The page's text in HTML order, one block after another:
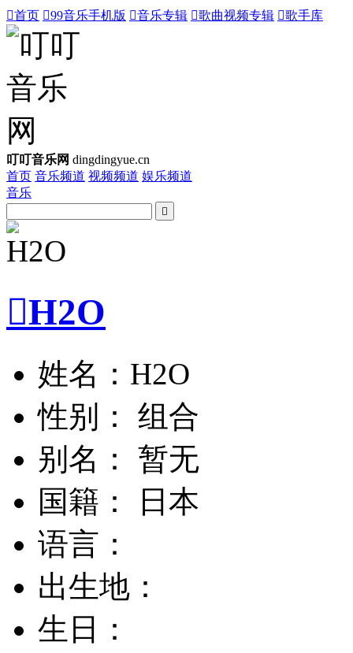
首页 99音乐手机版 音乐专辑 歌曲视频专辑 歌手库
叮叮音乐网 dingdingyue.cn
首页 音乐频道 视频频道 娱乐频道
音乐

H2O
姓名：H2O
性别： 组合
别名： 暂无
国籍： 日本
语言：
出生地：
生日：